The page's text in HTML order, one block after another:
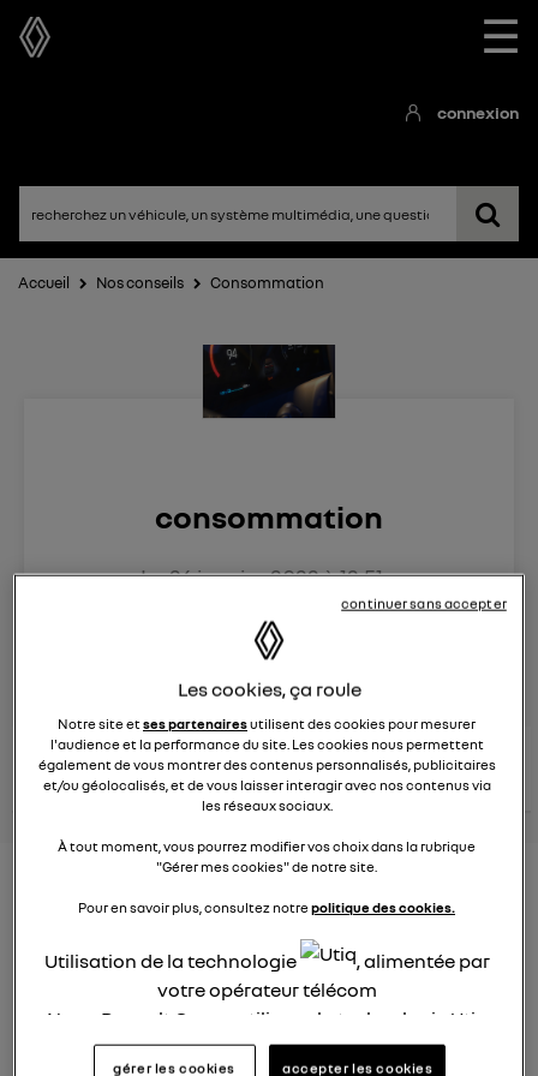
☰
connexion
Accueil Nos conseils Consommation
consommation
Le26 janvier 2022à12:51
RENAULT
conseils Renault
consultez les
conseils
similaires
voir tous les
conseils
voiture hybride
Ghislaine53
26 janvier 2022à 12:50
Les cookies, ça roule
Notre site etses partenairesutilisent des cookies pour mesurer
l'audience et la performance du site. Les cookies nous permettent
également de vous montrer des contenus personnalisés, publicitaires
et/ou géolocalisés, et de vous laisser interagir avec nos contenus via
les réseaux sociaux.
À tout moment, vous pourrez modifier vos choix dans la rubrique
"Gérer mes cookies" de notre site.
Pour en savoir plus, consultez notrepolitique des cookies.
Utilisation de la technologie
, alimentée par
votre opérateur télécom
Nous, Renault Group, utilisons la technologie Utiq
pour nos activités digitales (telles que décrites
gérer les cookies accepter les cookies
continuer sans accepter